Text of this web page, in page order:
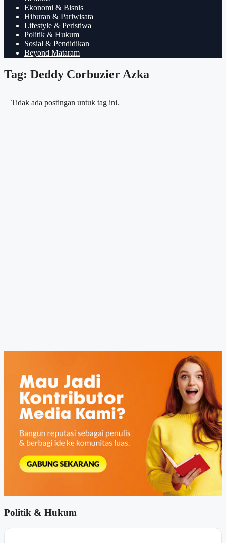
Ekonomi & Bisnis
Hiburan & Pariwisata
Lifestyle & Peristiwa
Politik & Hukum
Sosial & Pendidikan
Beyond Mataram
Tag: Deddy Corbuzier Azka
Tidak ada postingan untuk tag ini.
Politik & Hukum